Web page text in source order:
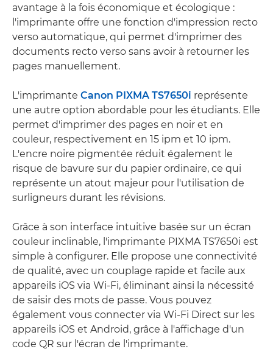
avantage à la fois économique et écologique :
l'imprimante offre une fonction d'impression recto
verso automatique, qui permet d'imprimer des
documents recto verso sans avoir à retourner les
pages manuellement.
L'imprimante Canon PIXMA TS7650i représente
une autre option abordable pour les étudiants. Elle
permet d'imprimer des pages en noir et en
couleur, respectivement en 15 ipm et 10 ipm.
L'encre noire pigmentée réduit également le
risque de bavure sur du papier ordinaire, ce qui
représente un atout majeur pour l'utilisation de
surligneurs durant les révisions.
Grâce à son interface intuitive basée sur un écran
couleur inclinable, l'imprimante PIXMA TS7650i est
simple à configurer. Elle propose une connectivité
de qualité, avec un couplage rapide et facile aux
appareils iOS via Wi-Fi, éliminant ainsi la nécessité
de saisir des mots de passe. Vous pouvez
également vous connecter via Wi-Fi Direct sur les
appareils iOS et Android, grâce à l'affichage d'un
code QR sur l'écran de l'imprimante.